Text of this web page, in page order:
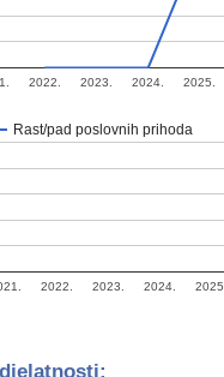
2022. 2023. 2024. 2025.
Rast/pad poslovnih prihoda
2022. 2023. 2024. 2025.